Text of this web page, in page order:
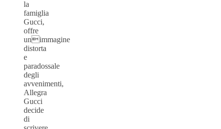
la
famiglia
Gucci,
offre
unimmagine
distorta
e
paradossale
degli
avvenimenti,
Allegra
Gucci
decide
di